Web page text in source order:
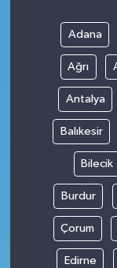
Adana
Ağrı
Antalya
Balıkesir
Bilecik
Burdur
Çorum
Edirne